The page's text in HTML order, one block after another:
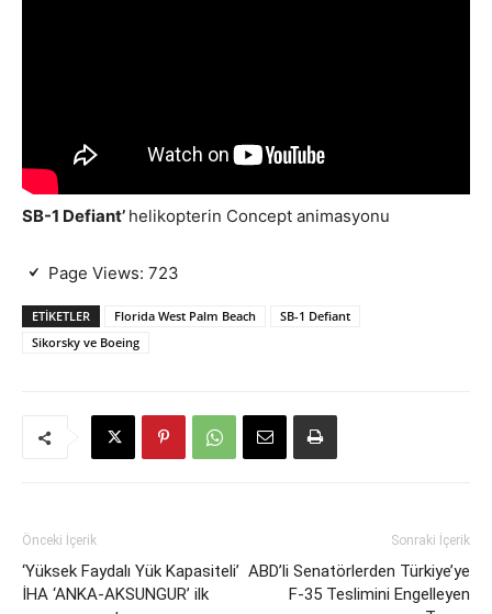
SB-1 Defiant’ helikopterin Concept animasyonu
Page Views: 723
ETIKETLER Florida West Palm Beach
SB-1 Defiant
Sikorsky ve Boeing
Önceki İçerik
‘Yüksek Faydalı Yük Kapasiteli’
İHA ‘ANKA-AKSUNGUR’ ilk
Sonraki İçerik
ABD’li Senatörlerden Türkiye’ye
F-35 Teslimini Engelleyen